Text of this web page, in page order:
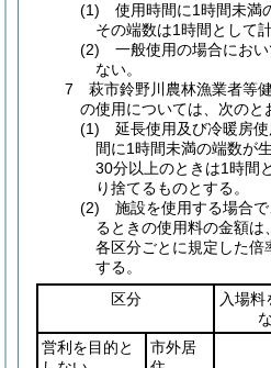
(1) 使用時間に1時間未満
その端数は1時間として計
(2) 一般使用の場合におい
ない。
7 萩市鈴野川農林漁業者等
の使用については、次のと
(1) 延長使用及び冷暖房使
間に1時間未満の端数が
30分以上のときは1時間
り捨てるものとする。
(2) 施設を使用する場合で
るときの使用料の金額は
各区分ごとに規定した倍
する。
区分
入場料
営利を目的と
市外居